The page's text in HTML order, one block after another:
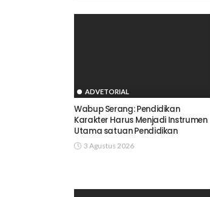
ADVETORIAL
Wabup Serang: Pendidikan
Karakter Harus Menjadi Instrumen
Utama satuan Pendidikan
3 Agustus 2026